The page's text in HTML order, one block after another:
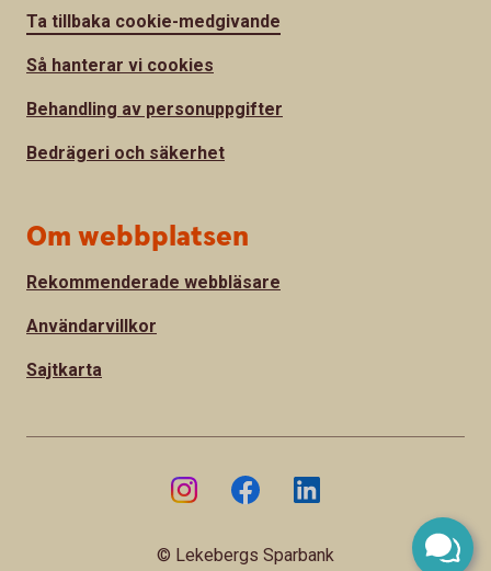
Ta tillbaka cookie-medgivande
Så hanterar vi cookies
Behandling av personuppgifter
Bedrägeri och säkerhet
Om webbplatsen
Rekommenderade webbläsare
Användarvillkor
Sajtkarta
© Lekebergs Sparbank